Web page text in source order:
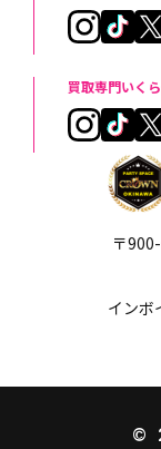
〒
イン
買取専門いく
©